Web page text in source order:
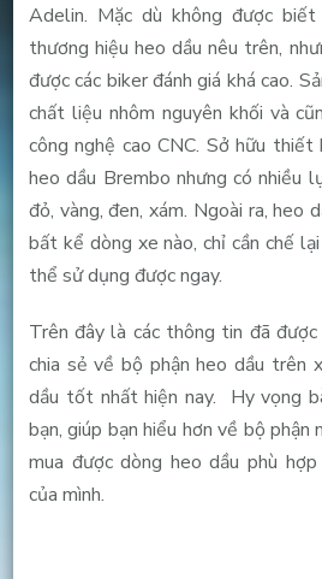
Adelin. Mặc dù không được biết
thương hiệu heo dầu nêu trên,
được các biker đánh giá khá cao.
chất liệu nhôm nguyên khối và
công nghệ cao CNC. Sở hữu
heo dầu Brembo nhưng có nhiều
đỏ, vàng, đen, xám. Ngoài ra, heo
bất kể dòng xe nào, chỉ cần chế
thể sử dụng được ngay.
Trên đây là các thông tin đã
chia sẻ về bộ phận heo dầu trên
dầu tốt nhất hiện nay. Hy vọng
bạn, giúp bạn hiểu hơn về bộ phận
mua được dòng heo dầu phù
của mình.